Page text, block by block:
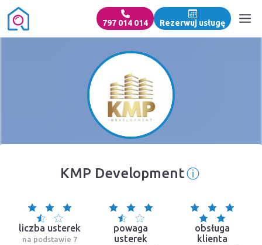
797 014 014 Rezerwuj usługę
KMP Developmentⓘ
liczba usterek
na podstawie 7
powaga
usterek
obsługa
klienta